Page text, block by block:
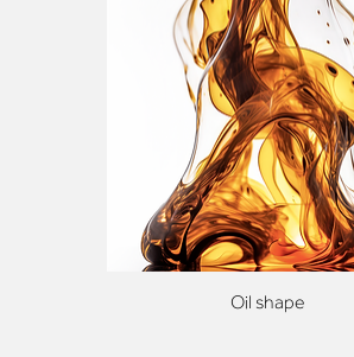
Oil shape